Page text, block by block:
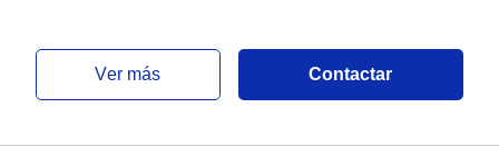
ver más Contactar